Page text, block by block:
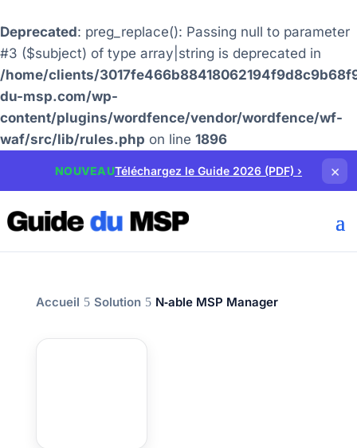
Deprecated: preg_replace(): Passing null to parameter
#3 ($subject) of type array|string is deprecated in
/home/clients/
du-msp.com/wp-
content/plugins/wordfence/vendor/wordfence/wf-
waf/src/lib/rules.php on line 1896
NOUVEAUTéléchargez le Guide 2026 (PDF)› ×
Accueil Solution N‑able MSP Manager